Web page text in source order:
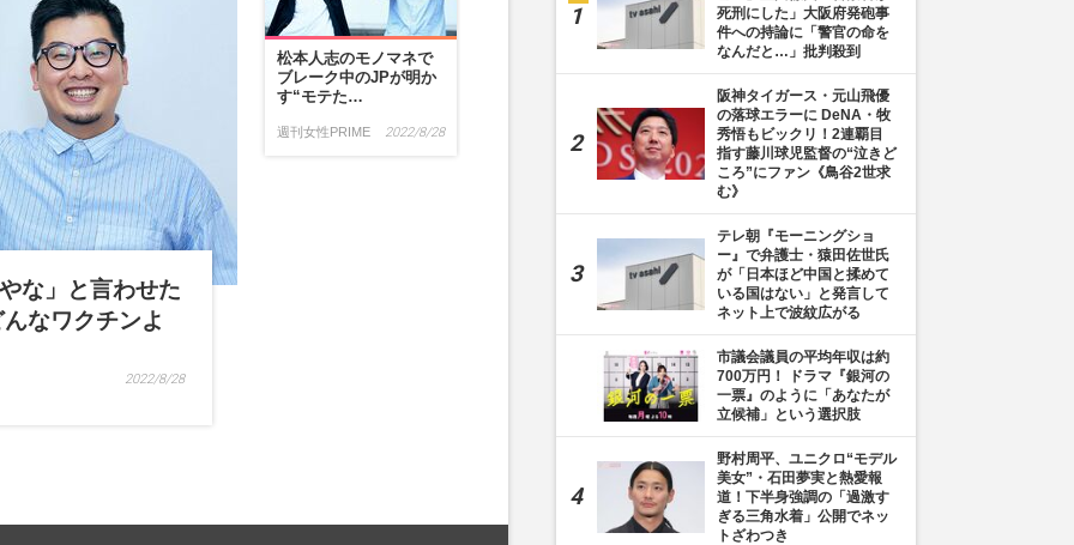
な」と言わせた
なワクチンよ
2022/8/28
松本人志のモノマネで
ブレーク中のJPが明か
す“モテた…
週刊女性PRIME 2022/8/28
死刑にした」大阪府発砲事
件への持論に「警官の命を
なんだと…」批判殺到
阪神タイガース・元山飛優
の落球エラーに DeNA・牧
秀悟もビックリ！2連覇目
指す藤川球児監督の“泣きど
ころ”にファン《鳥谷2世求
む》
テレ朝『モーニングショ
ー』で弁護士・猿田佐世氏
が「日本ほど中国と揉めて
いる国はない」と発言して
ネット上で波紋広がる
市議会議員の平均年収は約
700万円！ ドラマ『銀河の
一票』のように「あなたが
立候補」という選択肢
野村周平、ユニクロ“モデル
美女”・石田夢実と熱愛報
道！下半身強調の「過激す
ぎる三角水着」公開でネッ
トざわつき